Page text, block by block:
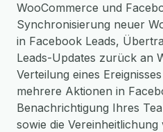
WooCommerce und
Synchronisierung neuer
in Facebook Leads,
Leads-Updates zurück an
Verteilung eines
mehrere Aktionen in
Benachrichtigung Ihres
sowie die